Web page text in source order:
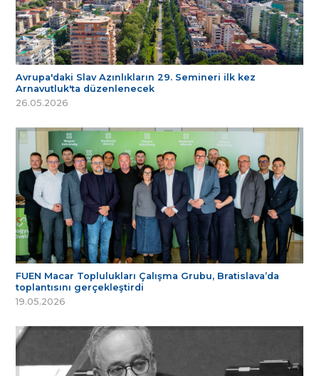
Avrupa'daki Slav Azınlıkların 29. Semineri ilk kez
Arnavutluk'ta düzenlenecek
26.05.2026
FUEN Macar Toplulukları Çalışma Grubu, Bratislava’da
toplantısını gerçekleştirdi
19.05.2026